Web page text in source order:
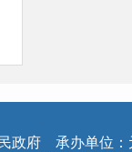
政府 承办单位：